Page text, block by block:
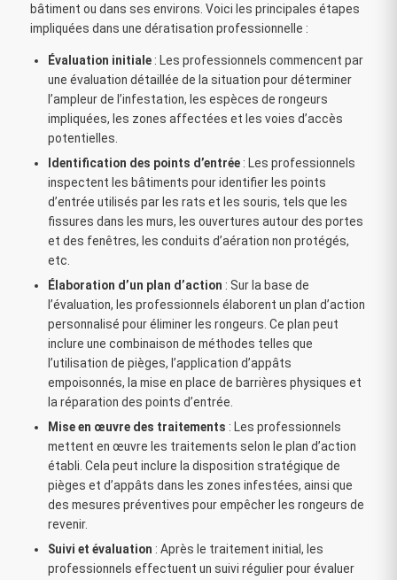
bâtiment ou dans ses environs. Voici les principales étapes
impliquées dans une dératisation professionnelle :
Évaluation initiale : Les professionnels commencent par
une évaluation détaillée de la situation pour déterminer
l’ampleur de l’infestation, les espèces de rongeurs
impliquées, les zones affectées et les voies d’accès
potentielles.
Identification des points d’entrée : Les professionnels
inspectent les bâtiments pour identifier les points
d’entrée utilisés par les rats et les souris, tels que les
fissures dans les murs, les ouvertures autour des portes
et des fenêtres, les conduits d’aération non protégés,
etc.
Élaboration d’un plan d’action : Sur la base de
l’évaluation, les professionnels élaborent un plan d’action
personnalisé pour éliminer les rongeurs. Ce plan peut
inclure une combinaison de méthodes telles que
l’utilisation de pièges, l’application d’appâts
empoisonnés, la mise en place de barrières physiques et
la réparation des points d’entrée.
Mise en œuvre des traitements : Les professionnels
mettent en œuvre les traitements selon le plan d’action
établi. Cela peut inclure la disposition stratégique de
pièges et d’appâts dans les zones infestées, ainsi que
des mesures préventives pour empêcher les rongeurs de
revenir.
Suivi et évaluation : Après le traitement initial, les
professionnels effectuent un suivi régulier pour évaluer